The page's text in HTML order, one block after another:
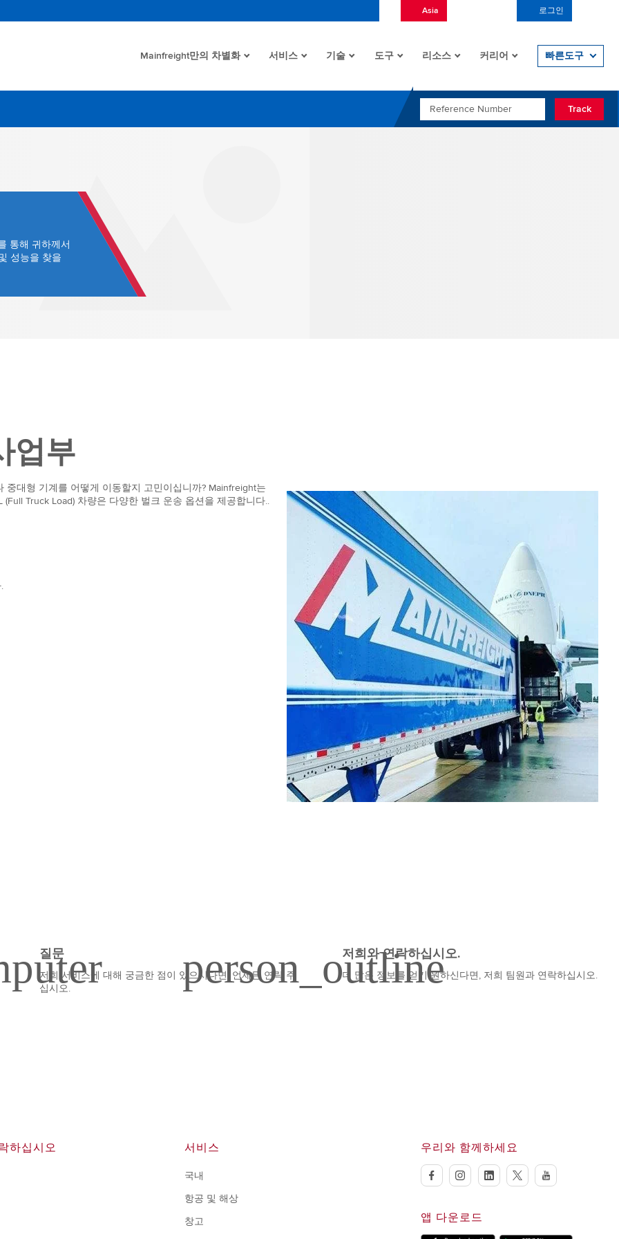
Asia 로그인
Mainfreight만의 차별화 서비스 기술 도구 리소스 커리어 빠른도구
REFERENCE NUMBER
Track
통해 귀하께서
성능을 찾을
업부
대형 기계를 어떻게 이동할지 고민이십니까? Mainfreight는
Truck Load) 차량은 다양한 벌크 운송 옵션을 제공합니다..
질문
저희 서비스에 대해 궁금한 점이 있으시다면, 언제든 연락 주
십시오.
저희와 연락하십시오.
더 많은 정보를 얻기 원하신다면, 저희 팀원과 연락하십시오.
하십시오 서비스
국내
항공 및 해상
창고
우리와 함께하세요
facebookinstagramlinkedintwitteryoutube
앱 다운로드